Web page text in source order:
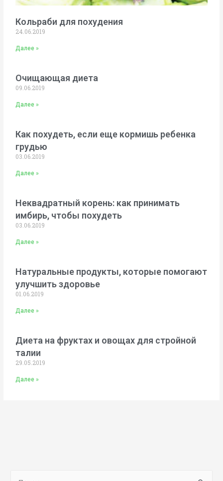
Кольраби для похудения
24.06.2019
Далее »
Очищающая диета
09.06.2019
Далее »
Как похудеть, если еще кормишь ребенка
грудью
03.06.2019
Далее »
Неквадратный корень: как принимать
имбирь, чтобы похудеть
03.06.2019
Далее »
Натуральные продукты, которые помогают
улучшить здоровье
01.06.2019
Далее »
Диета на фруктах и овощах для стройной
талии
29.05.2019
Далее »